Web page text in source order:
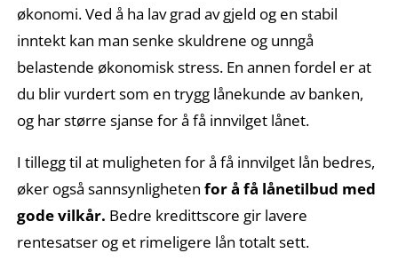
økonomi. Ved å ha lav grad av gjeld og en stabil
inntekt kan man senke skuldrene og unngå
belastende økonomisk stress. En annen fordel er at
du blir vurdert som en trygg lånekunde av banken,
og har større sjanse for å få innvilget lånet.
I tillegg til at muligheten for å få innvilget lån bedres,
øker også sannsynligheten for å få lånetilbud med
gode vilkår. Bedre kredittscore gir lavere
rentesatser og et rimeligere lån totalt sett.